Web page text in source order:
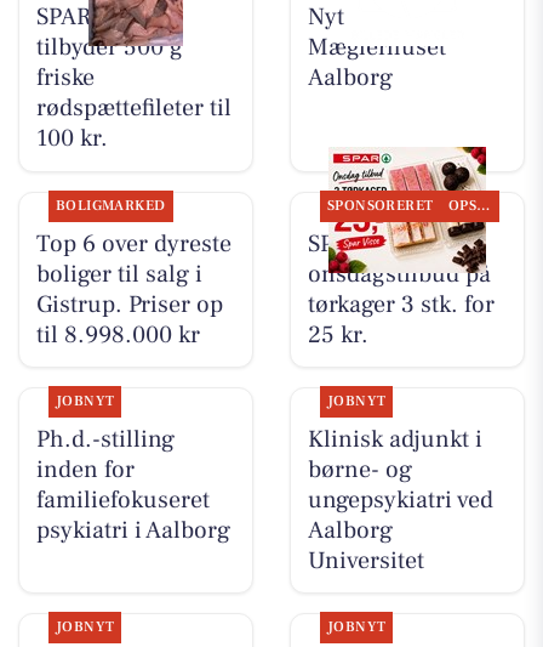
SPAR Visse
tilbyder 500 g
friske
rødspættefileter til
100 kr.
Nyt fra
Mæglerhuset
Aalborg
BOLIGMARKED
Top 6 over dyreste
boliger til salg i
Gistrup. Priser op
til 8.998.000 kr
SPONSORERET OPSLAGSTAVLEN
SPAR Visse har
onsdagstilbud på
tørkager 3 stk. for
25 kr.
JOBNYT
Ph.d.-stilling
inden for
familiefokuseret
psykiatri i Aalborg
JOBNYT
Klinisk adjunkt i
børne- og
ungepsykiatri ved
Aalborg
Universitet
JOBNYT JOBNYT